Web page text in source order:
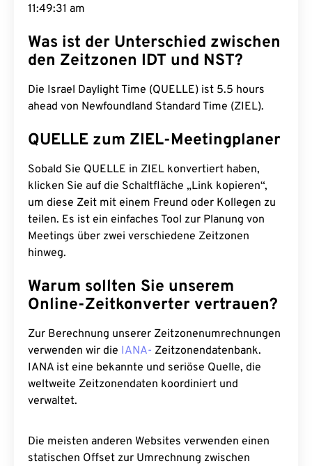
11:49:32 am
Was ist der Unterschied zwischen
den Zeitzonen IDT und NST?
Die Israel Daylight Time (QUELLE) ist 5.5 hours
ahead von Newfoundland Standard Time (ZIEL).
QUELLE zum ZIEL-Meetingplaner
Sobald Sie QUELLE in ZIEL konvertiert haben,
klicken Sie auf die Schaltfläche „Link kopieren“,
um diese Zeit mit einem Freund oder Kollegen zu
teilen. Es ist ein einfaches Tool zur Planung von
Meetings über zwei verschiedene Zeitzonen
hinweg.
Warum sollten Sie unserem
Online-Zeitkonverter vertrauen?
Zur Berechnung unserer Zeitzonenumrechnungen
verwenden wir die IANA- Zeitzonendatenbank.
IANA ist eine bekannte und seriöse Quelle, die
weltweite Zeitzonendaten koordiniert und
verwaltet.
Die meisten anderen Websites verwenden einen
statischen Offset zur Umrechnung zwischen